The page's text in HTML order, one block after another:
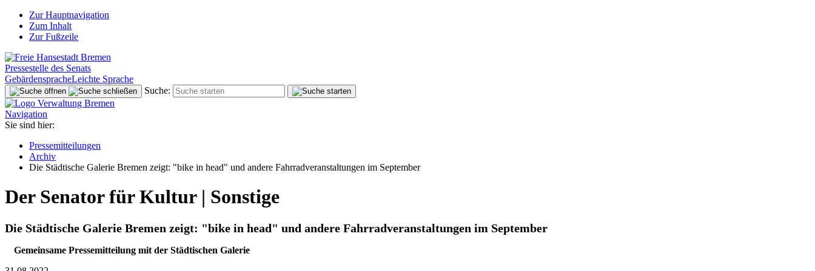
Zur Hauptnavigation
Zum Inhalt
Zur Fußzeile
Pressestelle des Senats
GebärdenspracheLeichte Sprache
Suche:
Navigation
Sie sind hier:
Pressemitteilungen
Archiv
Die Städtische Galerie Bremen zeigt: "bike in head" und andere Fahrradveranstaltungen im September
Der Senator für Kultur | Sonstige
Die Städtische Galerie Bremen zeigt: "bike in head" und andere Fahrradveranstaltungen im September
Gemeinsame Pressemitteilung mit der Städtischen Galerie